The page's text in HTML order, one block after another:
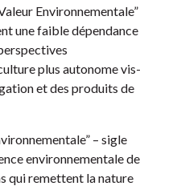
Environnementale”
une faible dépendance
plus autonome vis-
et des produits de
– sigle
environnementale de
qui remettent la nature